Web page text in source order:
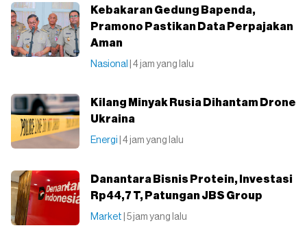
Kebakaran Gedung Bapenda,
Pramono Pastikan Data Perpajakan
Aman
Nasional | 4 jam yang lalu
Kilang Minyak Rusia Dihantam Drone
Ukraina
Energi | 4 jam yang lalu
Danantara Bisnis Protein, Investasi
Rp44,7 T, Patungan JBS Group
Market | 5 jam yang lalu